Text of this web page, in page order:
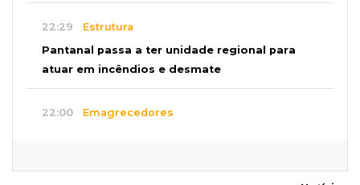
22:29 Estrutura
Pantanal passa a ter unidade regional para
atuar em incêndios e desmate
22:00 Emagrecedores